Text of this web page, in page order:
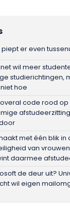
piept er even
wil meer
studierichtingen,
hoe
code rood op
met één blik in
van
daarmee
de deur uit?
wil eigen